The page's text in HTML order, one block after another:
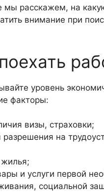
мы расскажем, на
внимание при
уровень
факторы:
визы, страховки;
на
и услуги первой
социальной